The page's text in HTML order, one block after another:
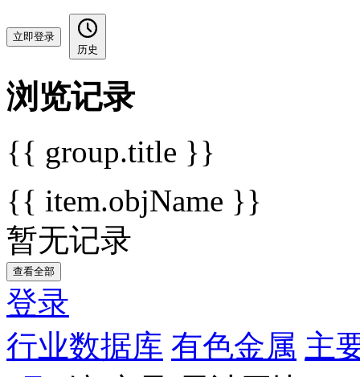
立即登录
历史
浏览记录
{{ group.title }}
{{ item.objName }}
暂无记录
查看全部
登录
行业数据库 有色金属 主